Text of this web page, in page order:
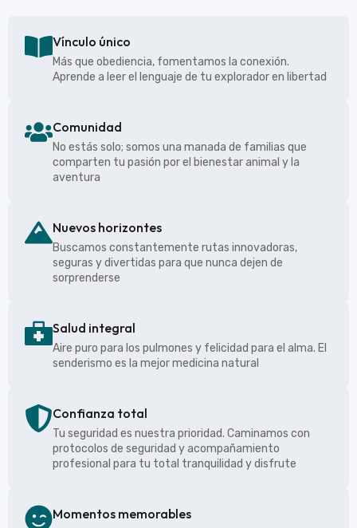
Vínculo único
Más que obediencia, fomentamos la conexión.
Aprende a leer el lenguaje de tu explorador en libertad
Comunidad
No estás solo; somos una manada de familias que
comparten tu pasión por el bienestar animal y la
aventura
Nuevos horizontes
Buscamos constantemente rutas innovadoras,
seguras y divertidas para que nunca dejen de
sorprenderse
Salud integral
Aire puro para los pulmones y felicidad para el alma. El
senderismo es la mejor medicina natural
Confianza total
Tu seguridad es nuestra prioridad. Caminamos con
protocolos de seguridad y acompañamiento
profesional para tu total tranquilidad y disfrute
Momentos memorables